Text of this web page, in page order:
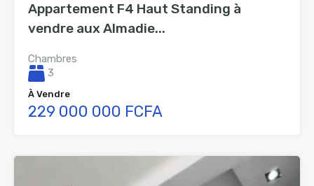
Appartement F4 Haut Standing à
vendre aux Almadie...
Chambres
3
À Vendre
229 000 000 FCFA